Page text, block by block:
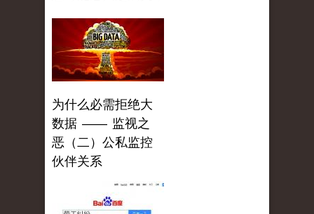
为什么必需拒绝大
数据 —— 监视之
恶（二）公私监控
伙伴关系